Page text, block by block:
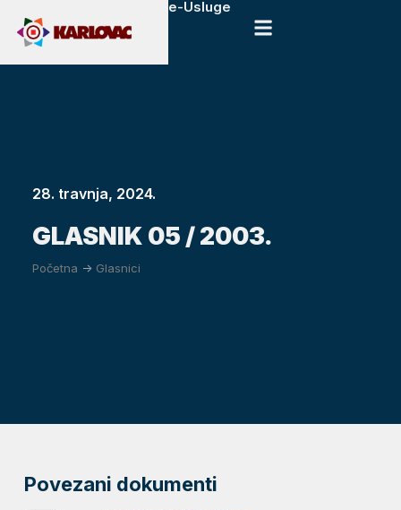
e-Usluge
28. travnja, 2024.
GLASNIK 05 / 2003.
Početna -> Glasnici
Povezani dokumenti